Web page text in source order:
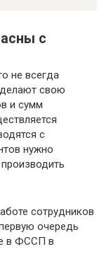
с
не всегда
свою
и сумм
с
нужно
сотрудников
очередь
в ФССП в